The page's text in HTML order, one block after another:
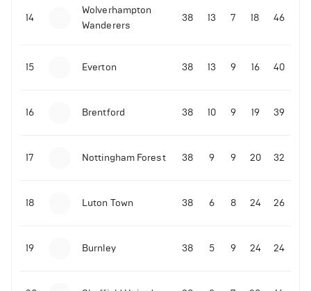
Иван Редкач сделал крупную ставку на второй
бой между Усиком и Джошуа
14
Wolverhampton
Wanderers
38 13 7 18 46
15 Everton 38 13 9 16 40
16 Brentford 38 10 9 19 39
17 Nottingham Forest 38 9 9 20 32
18 Luton Town 38 6 8 24 26
19 Burnley 38 5 9 24 24